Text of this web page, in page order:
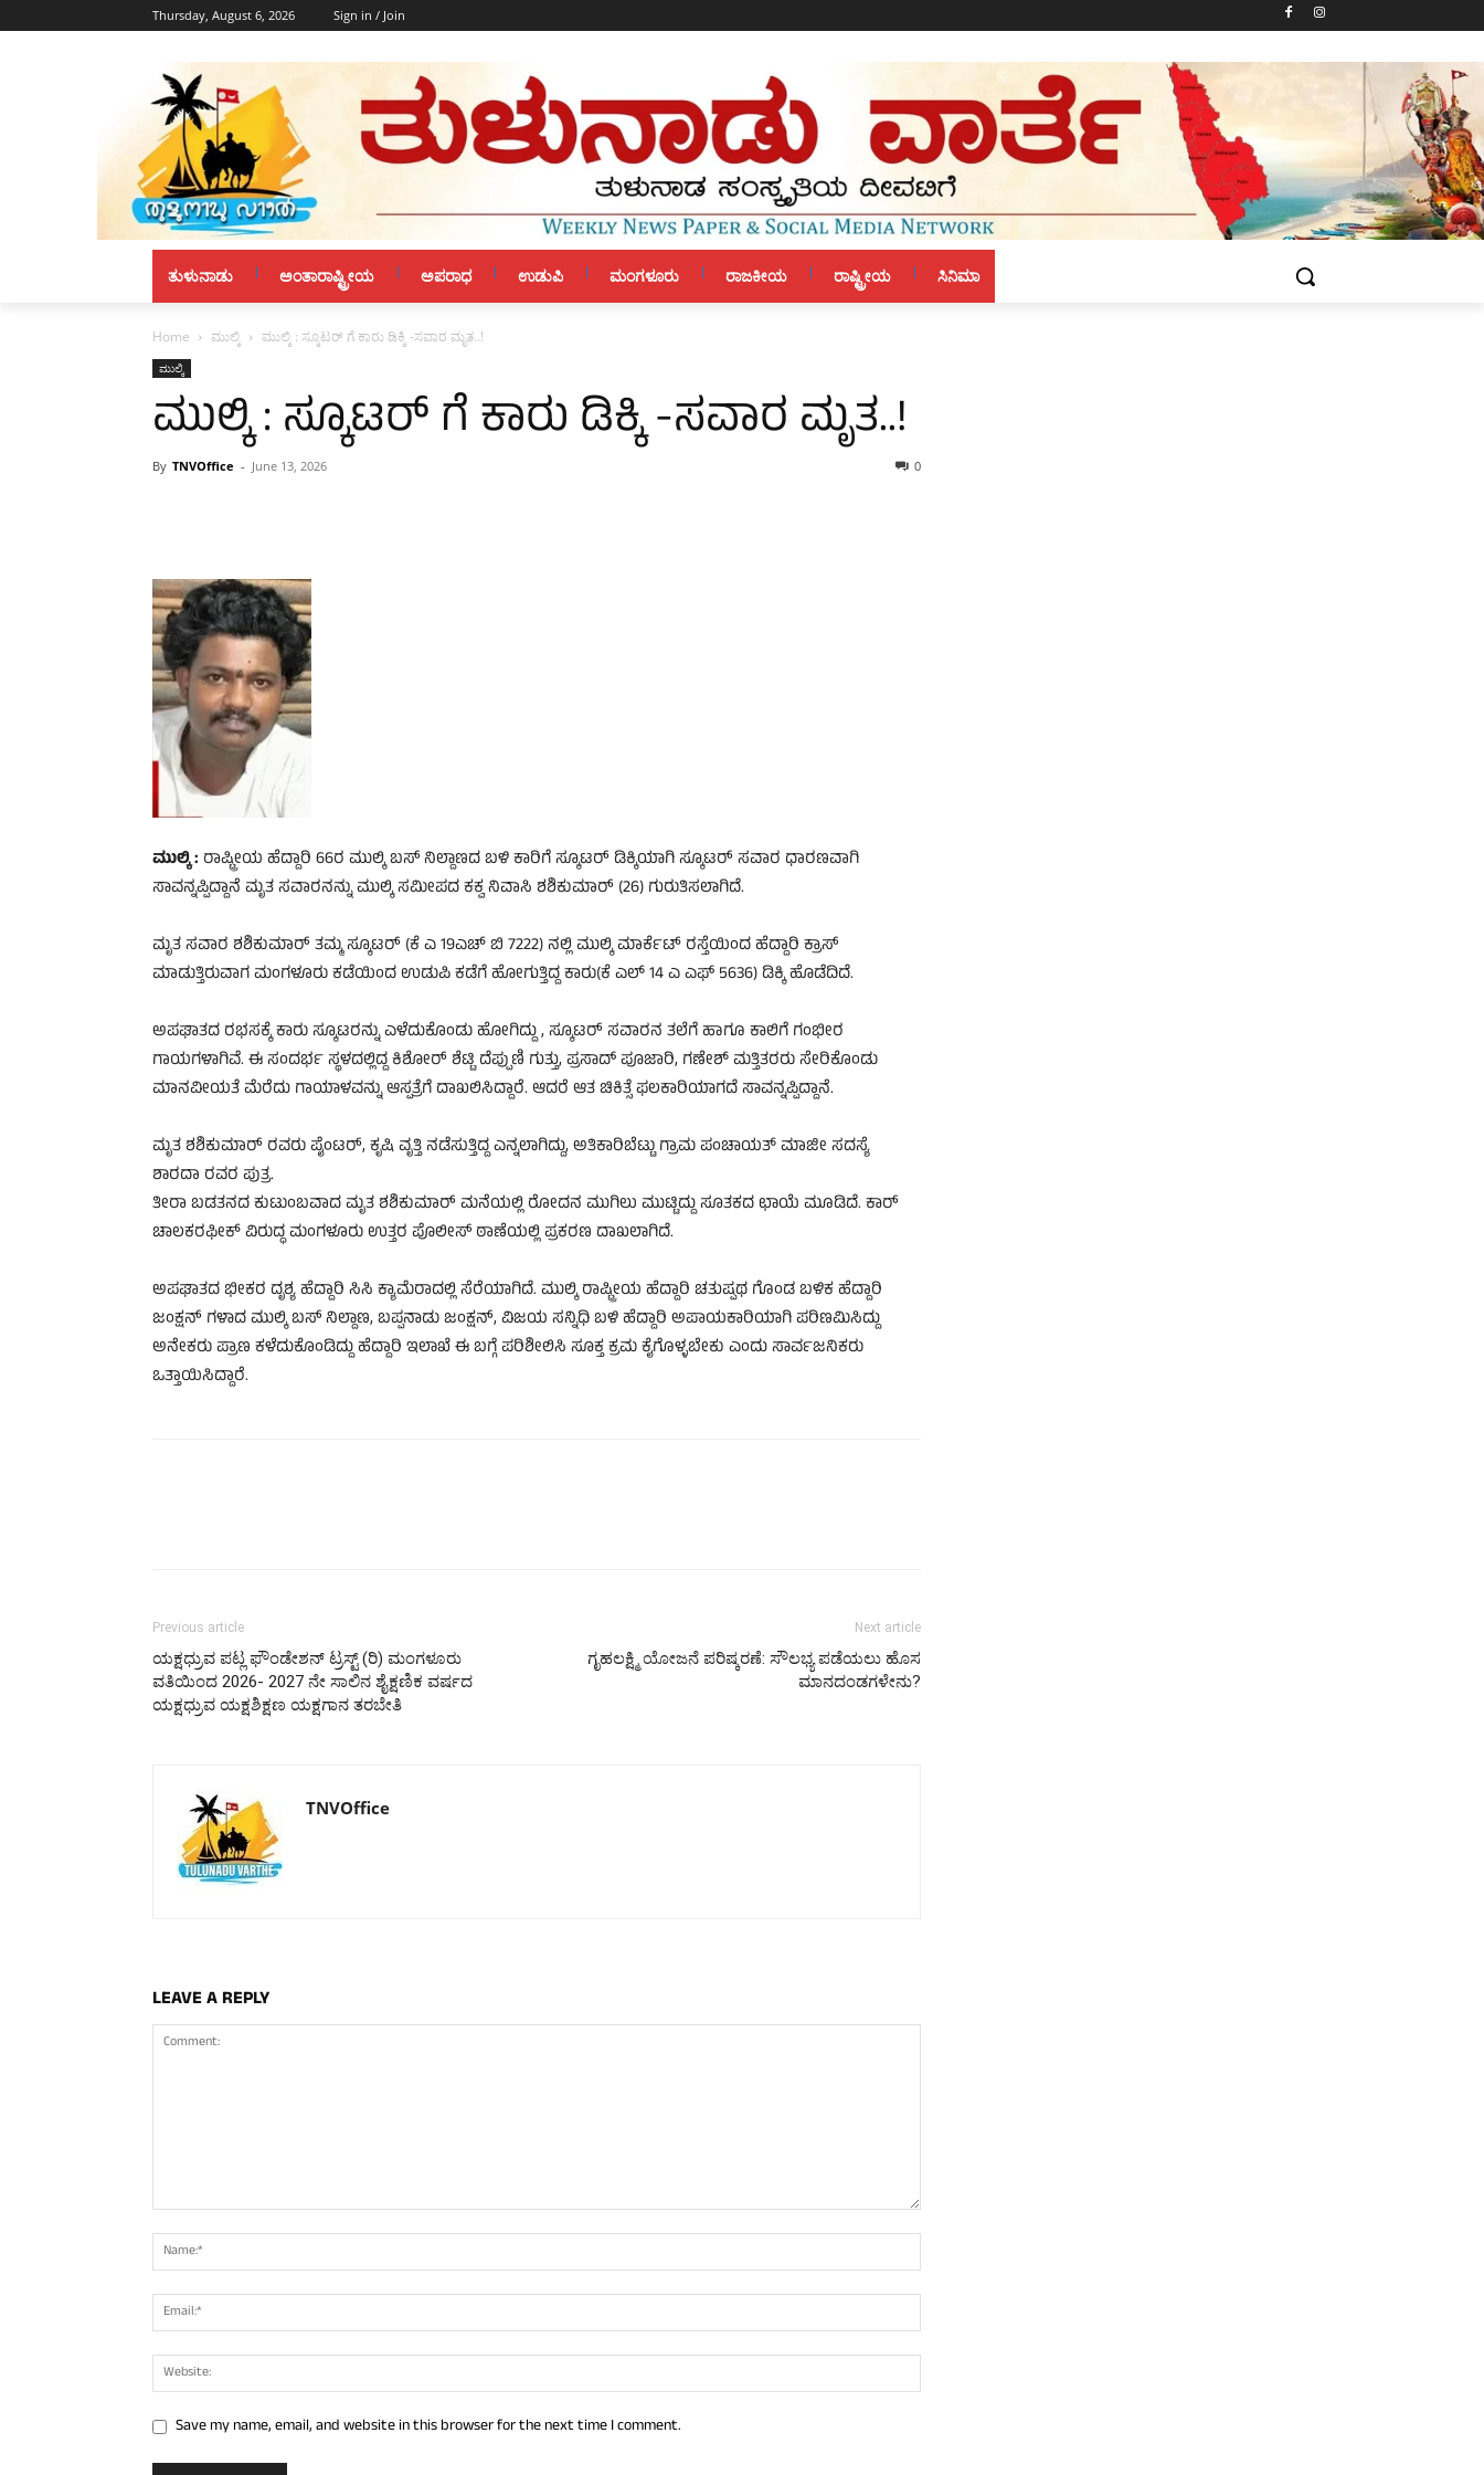
Thursday, August 6, 2026 Sign in / Join
ತುಳುನಾಡು ಅಂತಾರಾಷ್ಟ್ರೀಯ ಅಪರಾಧ ಉಡುಪಿ ಮಂಗಳೂರು ರಾಜಕೀಯ ರಾಷ್ಟ್ರೀಯ ಸಿನಿಮಾ
Home ಮುಲ್ಕಿ ಮುಲ್ಕಿ : ಸ್ಕೂಟರ್ ಗೆ ಕಾರು ಡಿಕ್ಕಿ -ಸವಾರ ಮೃತ..!
ಮುಲ್ಕಿ
ಮುಲ್ಕಿ : ಸ್ಕೂಟರ್ ಗೆ ಕಾರು ಡಿಕ್ಕಿ -ಸವಾರ ಮೃತ..!
By TNVOffice - June 13, 2026 0
ಮುಲ್ಕಿ : ರಾಷ್ಟ್ರೀಯ ಹೆದ್ದಾರಿ 66ರ ಮುಲ್ಕಿ ಬಸ್ ನಿಲ್ದಾಣದ ಬಳಿ ಕಾರಿಗೆ ಸ್ಕೂಟರ್ ಡಿಕ್ಕಿಯಾಗಿ ಸ್ಕೂಟರ್ ಸವಾರ ಧಾರಣವಾಗಿ
ಸಾವನ್ನಪ್ಪಿದ್ದಾನೆ ಮೃತ ಸವಾರನನ್ನು ಮುಲ್ಕಿ ಸಮೀಪದ ಕಕ್ವ ನಿವಾಸಿ ಶಶಿಕುಮಾರ್ (26) ಗುರುತಿಸಲಾಗಿದೆ.
ಮೃತ ಸವಾರ ಶಶಿಕುಮಾರ್ ತಮ್ಮ ಸ್ಕೂಟರ್ (ಕೆ ಎ 19ಎಚ್ ಬಿ 7222) ನಲ್ಲಿ ಮುಲ್ಕಿ ಮಾರ್ಕೆಟ್ ರಸ್ತೆಯಿಂದ ಹೆದ್ದಾರಿ ಕ್ರಾಸ್
ಮಾಡುತ್ತಿರುವಾಗ ಮಂಗಳೂರು ಕಡೆಯಿಂದ ಉಡುಪಿ ಕಡೆಗೆ ಹೋಗುತ್ತಿದ್ದ ಕಾರು(ಕೆ ಎಲ್ 14 ಎ ಎಫ್ 5636) ಡಿಕ್ಕಿ ಹೊಡೆದಿದೆ.
ಅಪಘಾತದ ರಭಸಕ್ಕೆ ಕಾರು ಸ್ಕೂಟರನ್ನು ಎಳೆದುಕೊಂಡು ಹೋಗಿದ್ದು , ಸ್ಕೂಟರ್ ಸವಾರನ ತಲೆಗೆ ಹಾಗೂ ಕಾಲಿಗೆ ಗಂಭೀರ
ಗಾಯಗಳಾಗಿವೆ. ಈ ಸಂದರ್ಭ ಸ್ಥಳದಲ್ಲಿದ್ದ ಕಿಶೋರ್ ಶೆಟ್ಟಿ ದೆಪ್ಪುಣಿ ಗುತ್ತು, ಪ್ರಸಾದ್ ಪೂಜಾರಿ, ಗಣೇಶ್ ಮತ್ತಿತರರು ಸೇರಿಕೊಂಡು
ಮಾನವೀಯತೆ ಮೆರೆದು ಗಾಯಾಳವನ್ನು ಆಸ್ಪತ್ರೆಗೆ ದಾಖಲಿಸಿದ್ದಾರೆ. ಆದರೆ ಆತ ಚಿಕಿತ್ಸೆ ಫಲಕಾರಿಯಾಗದೆ ಸಾವನ್ನಪ್ಪಿದ್ದಾನೆ.
ಮೃತ ಶಶಿಕುಮಾರ್ ರವರು ಪೈಂಟರ್, ಕೃಷಿ ವೃತ್ತಿ ನಡೆಸುತ್ತಿದ್ದ ಎನ್ನಲಾಗಿದ್ದು, ಅತಿಕಾರಿಬೆಟ್ಟು ಗ್ರಾಮ ಪಂಚಾಯತ್ ಮಾಜೀ ಸದಸ್ಯೆ
ಶಾರದಾ ರವರ ಪುತ್ರ.
ತೀರಾ ಬಡತನದ ಕುಟುಂಬವಾದ ಮೃತ ಶಶಿಕುಮಾರ್ ಮನೆಯಲ್ಲಿ ರೋದನ ಮುಗಿಲು ಮುಟ್ಟಿದ್ದು ಸೂತಕದ ಛಾಯೆ ಮೂಡಿದೆ. ಕಾರ್
ಚಾಲಕರಫೀಕ್ ವಿರುದ್ಧ ಮಂಗಳೂರು ಉತ್ತರ ಪೊಲೀಸ್ ಠಾಣೆಯಲ್ಲಿ ಪ್ರಕರಣ ದಾಖಲಾಗಿದೆ.
ಅಪಘಾತದ ಭೀಕರ ದೃಶ್ಯ ಹೆದ್ದಾರಿ ಸಿಸಿ ಕ್ಯಾಮೆರಾದಲ್ಲಿ ಸೆರೆಯಾಗಿದೆ. ಮುಲ್ಕಿ ರಾಷ್ಟ್ರೀಯ ಹೆದ್ದಾರಿ ಚತುಷ್ಪಥ ಗೊಂಡ ಬಳಿಕ ಹೆದ್ದಾರಿ
ಜಂಕ್ಷನ್ ಗಳಾದ ಮುಲ್ಕಿ ಬಸ್ ನಿಲ್ದಾಣ, ಬಪ್ಪನಾಡು ಜಂಕ್ಷನ್, ವಿಜಯ ಸನ್ನಿಧಿ ಬಳಿ ಹೆದ್ದಾರಿ ಅಪಾಯಕಾರಿಯಾಗಿ ಪರಿಣಮಿಸಿದ್ದು
ಅನೇಕರು ಪ್ರಾಣ ಕಳೆದುಕೊಂಡಿದ್ದು ಹೆದ್ದಾರಿ ಇಲಾಖೆ ಈ ಬಗ್ಗೆ ಪರಿಶೀಲಿಸಿ ಸೂಕ್ತ ಕ್ರಮ ಕೈಗೊಳ್ಳಬೇಕು ಎಂದು ಸಾರ್ವಜನಿಕರು
ಒತ್ತಾಯಿಸಿದ್ದಾರೆ.
Previous article
ಯಕ್ಷಧ್ರುವ ಪಟ್ಲ ಫೌಂಡೇಶನ್ ಟ್ರಸ್ಟ್ (ರಿ) ಮಂಗಳೂರು
ವತಿಯಿಂದ 2026- 2027 ನೇ ಸಾಲಿನ ಶೈಕ್ಷಣಿಕ ವರ್ಷದ
ಯಕ್ಷಧ್ರುವ ಯಕ್ಷಶಿಕ್ಷಣ ಯಕ್ಷಗಾನ ತರಬೇತಿ
Next article
ಗೃಹಲಕ್ಷ್ಮಿ ಯೋಜನೆ ಪರಿಷ್ಕರಣೆ: ಸೌಲಭ್ಯ ಪಡೆಯಲು ಹೊಸ
ಮಾನದಂಡಗಳೇನು?
TNVOffice
LEAVE A REPLY
Save my name, email, and website in this browser for the next time I comment.